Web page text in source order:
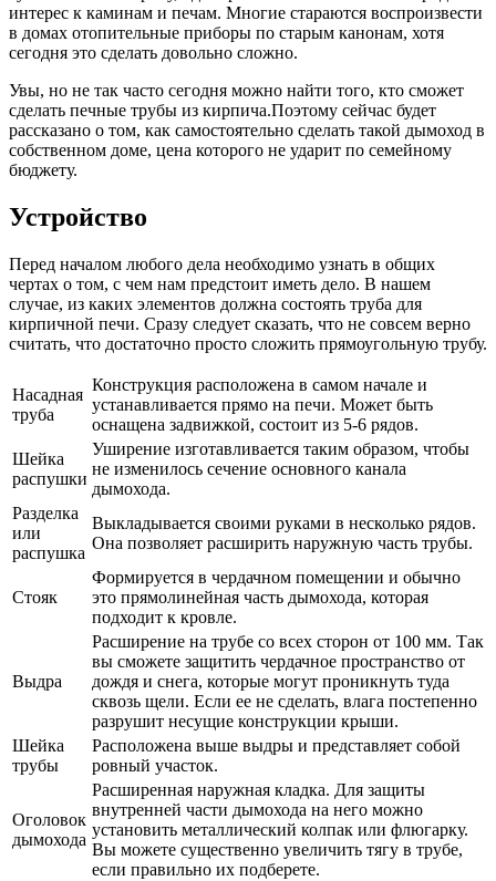
интерес к каминам и печам. Многие стараются воспроизвести
в домах отопительные приборы по старым канонам, хотя
сегодня это сделать довольно сложно.
Увы, но не так часто сегодня можно найти того, кто сможет
сделать печные трубы из кирпича.Поэтому сейчас будет
рассказано о том, как самостоятельно сделать такой дымоход в
собственном доме, цена которого не ударит по семейному
бюджету.
Устройство
Перед началом любого дела необходимо узнать в общих
чертах о том, с чем нам предстоит иметь дело. В нашем
случае, из каких элементов должна состоять труба для
кирпичной печи. Сразу следует сказать, что не совсем верно
считать, что достаточно просто сложить прямоугольную трубу.
Насадная
труба
Конструкция расположена в самом начале и
устанавливается прямо на печи. Может быть
оснащена задвижкой, состоит из 5-6 рядов.
Шейка
распушки
Уширение изготавливается таким образом, чтобы
не изменилось сечение основного канала
дымохода.
Разделка
или
распушка
Выкладывается своими руками в несколько рядов.
Она позволяет расширить наружную часть трубы.
Стояк
Формируется в чердачном помещении и обычно
это прямолинейная часть дымохода, которая
подходит к кровле.
Выдра
Расширение на трубе со всех сторон от 100 мм. Так
вы сможете защитить чердачное пространство от
дождя и снега, которые могут проникнуть туда
сквозь щели. Если ее не сделать, влага постепенно
разрушит несущие конструкции крыши.
Шейка
трубы
Расположена выше выдры и представляет собой
ровный участок.
Оголовок
дымохода
Расширенная наружная кладка. Для защиты
внутренней части дымохода на него можно
установить металлический колпак или флюгарку.
Вы можете существенно увеличить тягу в трубе,
если правильно их подберете.